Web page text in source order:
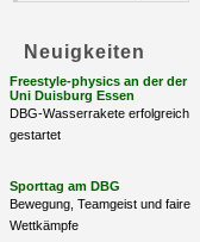
Neuigkeiten
Freestyle-physics an der der
Uni Duisburg Essen
DBG-Wasserrakete erfolgreich
gestartet
Sporttag am DBG
Bewegung, Teamgeist und faire
Wettkämpfe